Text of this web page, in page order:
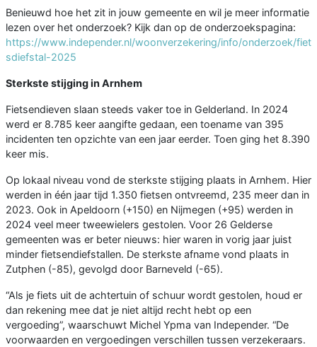
Benieuwd hoe het zit in jouw gemeente en wil je meer informatie
lezen over het onderzoek? Kijk dan op de onderzoekspagina:
https://www.independer.nl/woonverzekering/info/onderzoek/fiet
sdiefstal-2025
Sterkste stijging in Arnhem
Fietsendieven slaan steeds vaker toe in Gelderland. In 2024
werd er 8.785 keer aangifte gedaan, een toename van 395
incidenten ten opzichte van een jaar eerder. Toen ging het 8.390
keer mis.
Op lokaal niveau vond de sterkste stijging plaats in Arnhem. Hier
werden in één jaar tijd 1.350 fietsen ontvreemd, 235 meer dan in
2023. Ook in Apeldoorn (+150) en Nijmegen (+95) werden in
2024 veel meer tweewielers gestolen. Voor 26 Gelderse
gemeenten was er beter nieuws: hier waren in vorig jaar juist
minder fietsendiefstallen. De sterkste afname vond plaats in
Zutphen (-85), gevolgd door Barneveld (-65).
“Als je fiets uit de achtertuin of schuur wordt gestolen, houd er
dan rekening mee dat je niet altijd recht hebt op een
vergoeding”, waarschuwt Michel Ypma van Independer. “De
voorwaarden en vergoedingen verschillen tussen verzekeraars.